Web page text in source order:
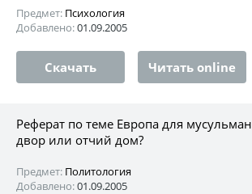
Предмет: Психология
Добавлено:01.09.2005
Скачать Читать online
Реферат по теме Европа для
двор или отчий дом?
Предмет: Политология
Добавлено:01.09.2005